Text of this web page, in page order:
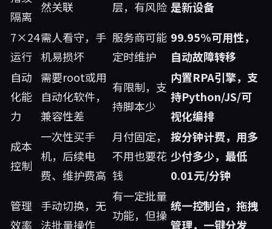
隔离
然关联 层，有风险 是新设备
7×24
运行
需人看守，手
机易损坏
服务商可能
定时维护
99.95%可用性，
自动故障转移
自动
化能
力
需要root或用
自动化软件，
兼容性差
有限制，支
持脚本少
内置RPA引擎，支
持Python/JS/可
视化编排
成本
控制
一次性买手
机，后续电
费、维护费高
月付固定，
不用也要花
钱
按分钟计费，用多
少付多少，最低
0.01元/分钟
管理
效率
手动切换，无
法批量操作
有一定批量
功能，但操
统一控制台，拖拽
管理，一键分发